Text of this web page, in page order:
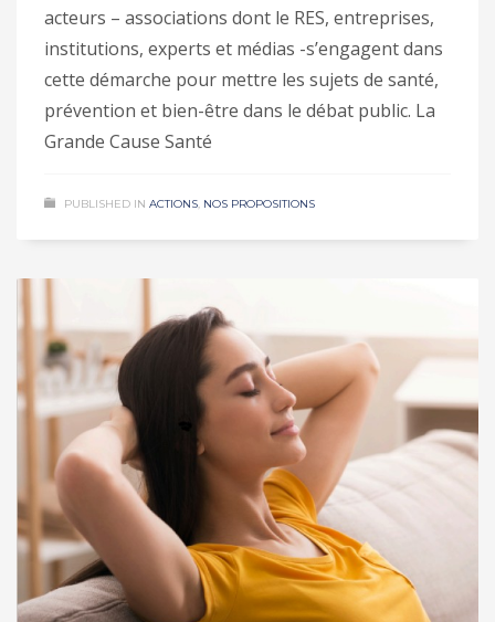
acteurs – associations dont le RES, entreprises,
institutions, experts et médias -s’engagent dans
cette démarche pour mettre les sujets de santé,
prévention et bien-être dans le débat public. La
Grande Cause Santé
PUBLISHED IN ACTIONS, NOS PROPOSITIONS